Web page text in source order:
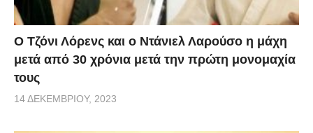
Ο Τζόνι Λόρενς και ο Ντάνιελ Λαρούσο η μάχη
μετά από 30 χρόνια μετά την πρώτη μονομαχία
τους
14 ΔΕΚΕΜΒΡΊΟΥ, 2023